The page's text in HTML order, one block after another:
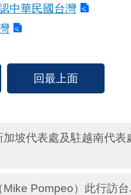
中華民國台灣
回最上面
坡代表處及駐越南代表
Pompeo）此行訪